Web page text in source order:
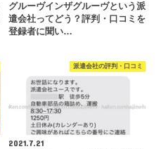
グルーヴインザグルーヴという派
遣会社ってどう？評判・口コミを
登録者に聞い…
派遣会社の評判・口コミ
2021.7.21